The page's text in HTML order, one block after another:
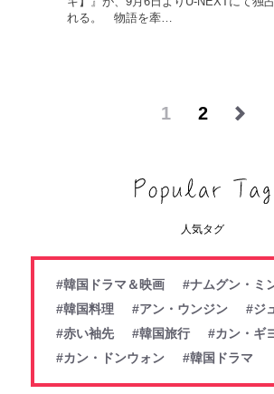
れる。 物語を牽…
1 2
人気タグ
#韓国ドラマ＆映画
#ナムグン・ミ
#韓国料理
#アン・ウンジン
#ジ
#赤い袖先
#韓国旅行
#カン・ギ
#カン・ドンウォン
#韓国ドラマ